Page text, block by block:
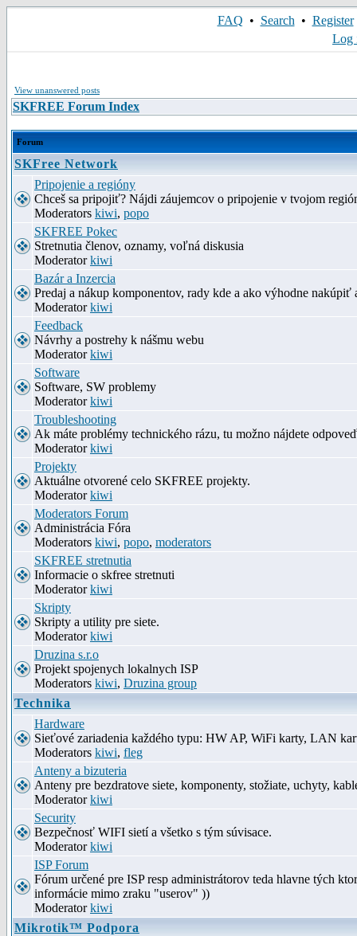
FAQ • Search • Register
Log
View unanswered posts
SKFREE Forum Index
Forum
SKFree Network
Pripojenie a regióny
Chceš sa pripojiť? Nájdi záujemcov o pripojenie v tvojom
Moderators kiwi, popo
SKFREE Pokec
Stretnutia členov, oznamy, voľná diskusia
Moderatorkiwi
Bazár a Inzercia
Predaj a nákup komponentov, rady kde a ako výhodne nakúpiť
Moderatorkiwi
Feedback
Návrhy a postrehy k nášmu webu
Moderatorkiwi
Software
Software, SW problemy
Moderatorkiwi
Troubleshooting
Ak máte problémy technického rázu, tu možno nájdete odpoveď
Moderatorkiwi
Projekty
Aktuálne otvorené celo SKFREE projekty.
Moderatorkiwi
Moderators Forum
Administrácia Fóra
Moderators kiwi, popo, moderators
SKFREE stretnutia
Informacie o skfree stretnuti
Moderatorkiwi
Skripty
Skripty a utility pre siete.
Moderatorkiwi
Druzina s.r.o
Projekt spojenych lokalnych ISP
Moderators kiwi, Druzina group
Technika
Hardware
Sieťové zariadenia každého typu: HW AP, WiFi karty, LAN
Moderators kiwi, fleg
Anteny a bizuteria
Anteny pre bezdratove siete, komponenty, stožiate, uchyty,
Moderatorkiwi
Security
Bezpečnosť WIFI sietí a všetko s tým súvisace.
Moderatorkiwi
ISP Forum
Fórum určené pre ISP resp administrátorov teda hlavne tých
informácie mimo zraku "userov" ))
Moderatorkiwi
Mikrotik™ Podpora